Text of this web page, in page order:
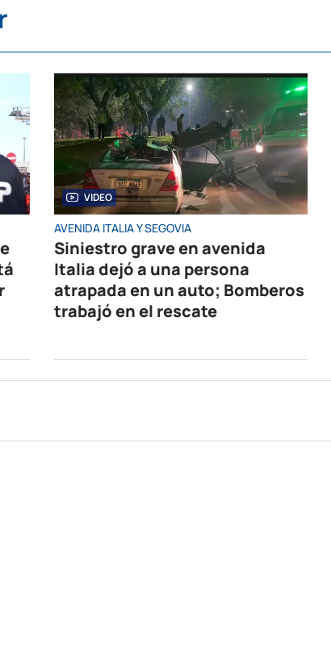
VIDEO
AVENIDA ITALIA Y SEGOVIA
Siniestro grave en avenida
Italia dejó a una persona
atrapada en un auto; Bomberos
trabajó en el rescate